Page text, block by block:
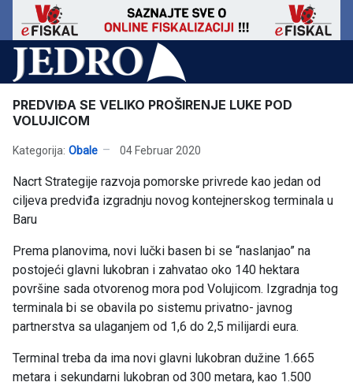
PREDVIĐA SE VELIKO PROŠIRENJE LUKE POD
VOLUJICOM
Kategorija: Obale 04 Februar 2020
Nacrt Strategije razvoja pomorske privrede kao jedan od
ciljeva predviđa izgradnju novog kontejnerskog terminala u
Baru
Prema planovima, novi lučki basen bi se “naslanjao” na
postojeći glavni lukobran i zahvatao oko 140 hektara
površine sada otvorenog mora pod Volujicom. Izgradnja tog
terminala bi se obavila po sistemu privatno- javnog
partnerstva sa ulaganjem od 1,6 do 2,5 milijardi eura.
Terminal treba da ima novi glavni lukobran dužine 1.665
metara i sekundarni lukobran od 300 metara, kao 1.500